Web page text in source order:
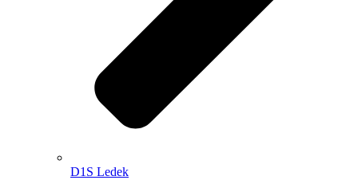
D1S Ledek